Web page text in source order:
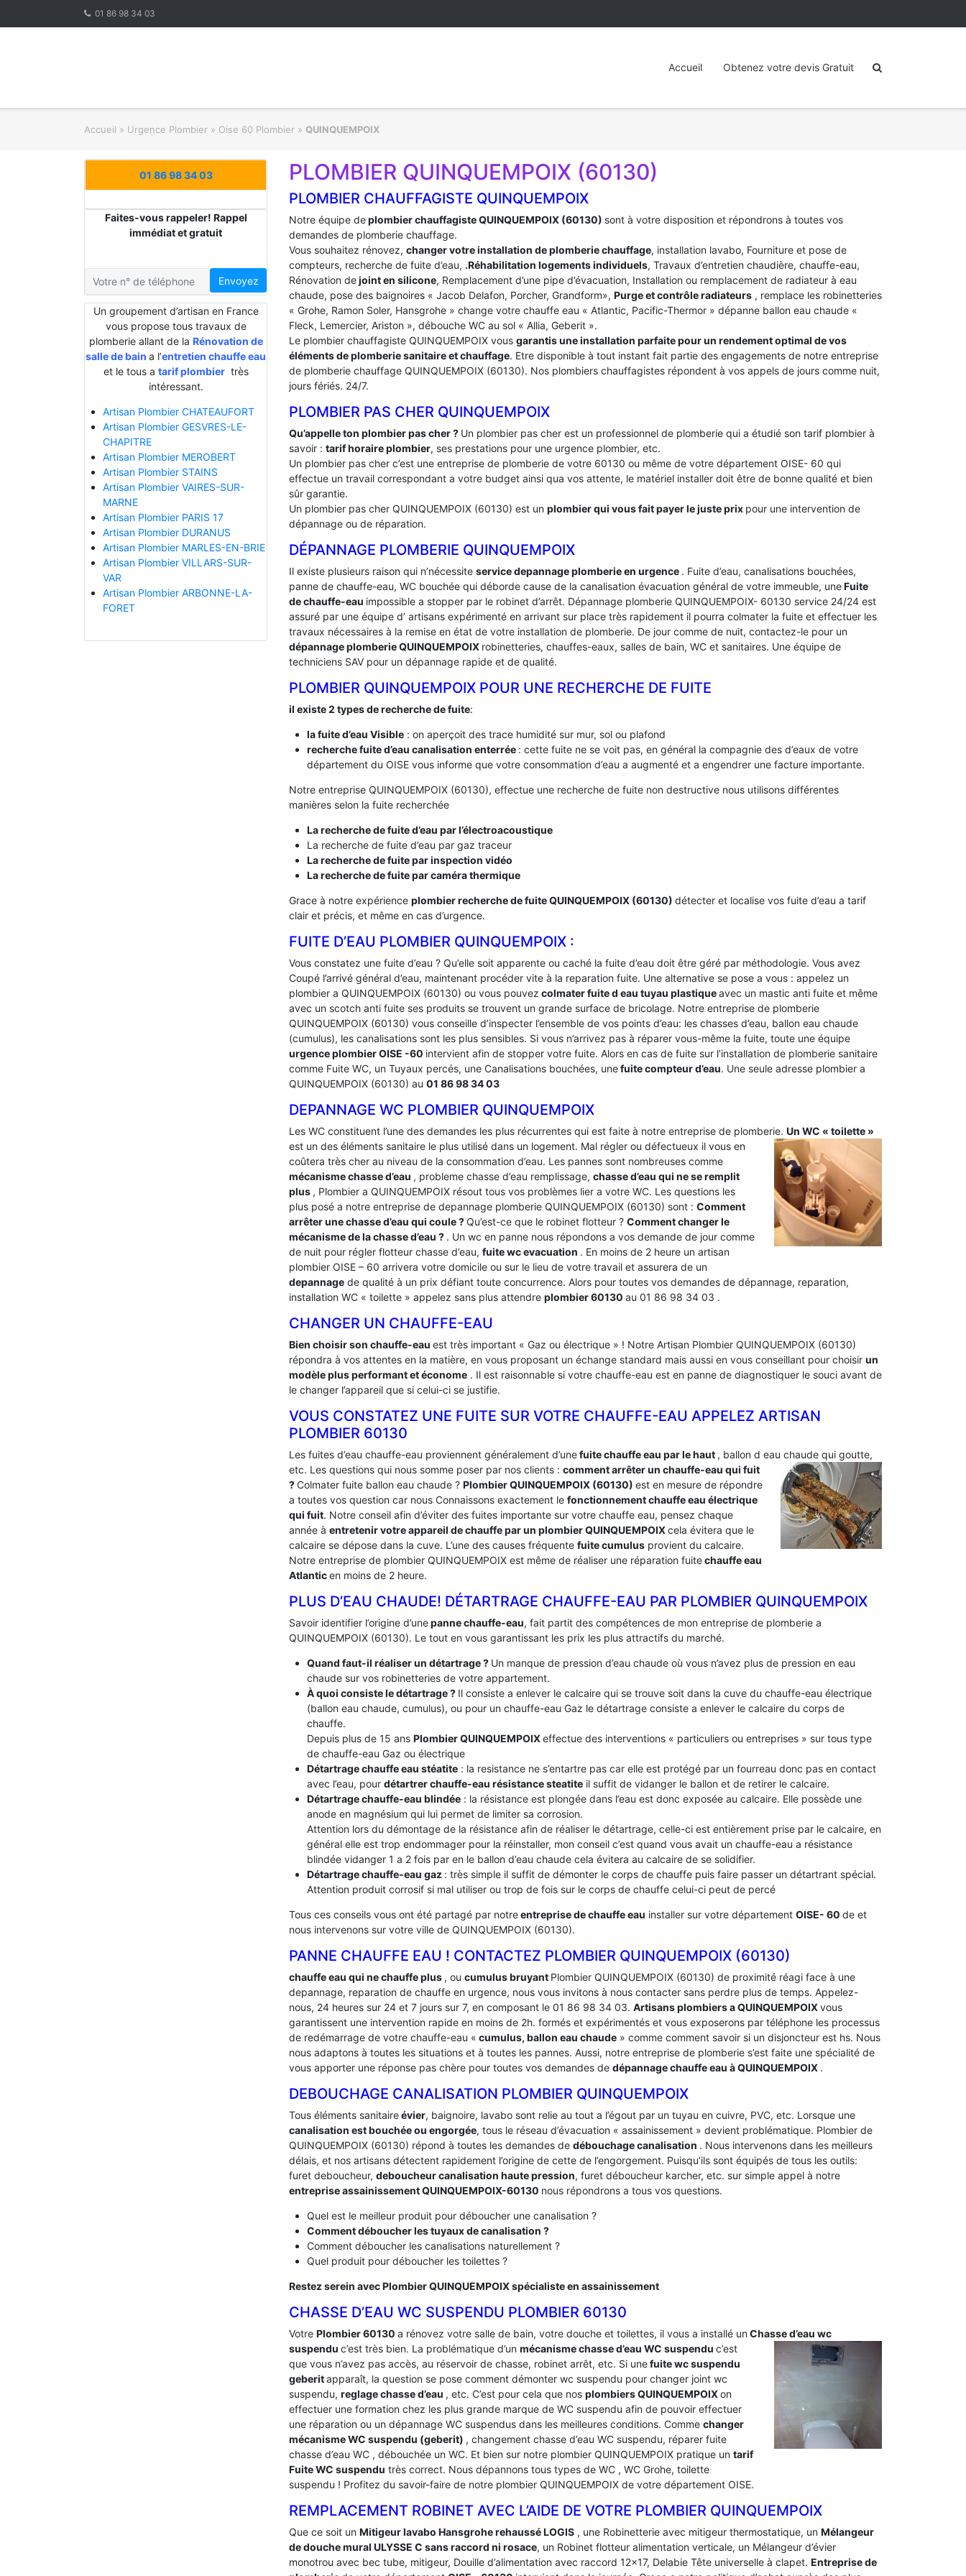
01 86 98 34 03
Accueil Obtenez votre devis Gratuit
Accueil » Urgence Plombier » Oise 60 Plombier » QUINQUEMPOIX
01 86 98 34 03
Faites-vous rappeler! Rappel
immédiat et gratuit
Envoyez
Un groupement d’artisan en France
vous propose tous travaux de
plomberie allant de la Rénovation de
salle de bain a l’entretien chauffe eau
et le tous a tarif plombiertrès
intéressant.
Artisan Plombier CHATEAUFORT
Artisan Plombier GESVRES-LE-
CHAPITRE
Artisan Plombier MEROBERT
Artisan Plombier STAINS
Artisan Plombier VAIRES-SUR-
MARNE
Artisan Plombier PARIS 17
Artisan Plombier DURANUS
Artisan Plombier MARLES-EN-BRIE
Artisan Plombier VILLARS-SUR-
VAR
Artisan Plombier ARBONNE-LA-
FORET
PLOMBIER QUINQUEMPOIX (60130)
PLOMBIER CHAUFFAGISTE QUINQUEMPOIX
Notre équipe deplombier chauffagiste QUINQUEMPOIX (60130) sont à votre disposition et répondrons à toutes vos
demandes de plomberie chauffage.
Vous souhaitez rénovez, changer votre installation de plomberie chauffage, installation lavabo, Fourniture et pose de
compteurs, recherche de fuite d’eau, .Réhabilitation logements individuels, Travaux d’entretien chaudière, chauffe-eau,
Rénovation dejoint en silicone, Remplacement d’une pipe d’évacuation, Installation ou remplacement de radiateur à eau
chaude, pose des baignoires « Jacob Delafon, Porcher, Grandform», Purge et contrôle radiateurs , remplace les robinetteries
« Grohe, Ramon Soler, Hansgrohe » change votre chauffe eau « Atlantic, Pacific-Thermor » dépanne ballon eau chaude «
Fleck, Lemercier, Ariston », débouche WC au sol « Allia, Geberit ».
Le plombier chauffagiste QUINQUEMPOIX vous garantis une installation parfaite pour un rendement optimal de vos
éléments de plomberie sanitaire et chauffage. Etre disponible à tout instant fait partie des engagements de notre entreprise
de plomberie chauffage QUINQUEMPOIX (60130). Nos plombiers chauffagistes répondent à vos appels de jours comme nuit,
jours fériés. 24/7.
PLOMBIER PAS CHER QUINQUEMPOIX
Qu’appelle ton plombier pas cher ? Un plombier pas cher est un professionnel de plomberie qui a étudié son tarif plombier à
savoir : tarif horaire plombier, ses prestations pour une urgence plombier, etc.
Un plombier pas cher c’est une entreprise de plomberie de votre 60130 ou même de votre département OISE- 60 qui
effectue un travail correspondant a votre budget ainsi qua vos attente, le matériel installer doit être de bonne qualité et bien
sûr garantie.
Un plombier pas cher QUINQUEMPOIX (60130) est un plombier qui vous fait payer le juste prix pour une intervention de
dépannage ou de réparation.
DÉPANNAGE PLOMBERIE QUINQUEMPOIX
Il existe plusieurs raison qui n’nécessite service depannage plomberie en urgence . Fuite d’eau, canalisations bouchées,
panne de chauffe-eau, WC bouchée qui déborde cause de la canalisation évacuation général de votre immeuble, uneFuite
de chauffe-eau impossible a stopper par le robinet d’arrêt. Dépannage plomberie QUINQUEMPOIX- 60130 service 24/24 est
assuré par une équipe d’ artisans expérimenté en arrivant sur place très rapidement il pourra colmater la fuite et effectuer les
travaux nécessaires à la remise en état de votre installation de plomberie. De jour comme de nuit, contactez-le pour un
dépannage plomberie QUINQUEMPOIX robinetteries, chauffes-eaux, salles de bain, WC et sanitaires. Une équipe de
techniciens SAV pour un dépannage rapide et de qualité.
PLOMBIER QUINQUEMPOIX POUR UNE RECHERCHE DE FUITE
il existe 2 types de recherche de fuite:
la fuite d’eau Visible: on aperçoit des trace humidité sur mur, sol ou plafond
recherche fuite d’eau canalisation enterrée : cette fuite ne se voit pas, en général la compagnie des d’eaux de votre
département du OISE vous informe que votre consommation d’eau a augmenté et a engendrer une facture importante.
Notre entreprise QUINQUEMPOIX (60130), effectue une recherche de fuite non destructive nous utilisons différentes
manières selon la fuite recherchée
La recherche de fuite d’eau par l’électroacoustique
La recherche de fuite d’eau par gaz traceur
La recherche de fuite par inspection vidéo
La recherche de fuite par caméra thermique
Grace à notre expérience plombier recherche de fuite QUINQUEMPOIX (60130) détecter et localise vos fuite d’eau a tarif
clair et précis, et même en cas d’urgence.
FUITE D’EAU PLOMBIER QUINQUEMPOIX :
Vous constatez une fuite d’eau ? Qu’elle soit apparente ou caché la fuite d’eau doit être géré par méthodologie. Vous avez
Coupé l’arrivé général d’eau, maintenant procéder vite à la reparation fuite. Une alternative se pose a vous : appelez un
plombier a QUINQUEMPOIX (60130) ou vous pouvez colmater fuite d eau tuyau plastiqueavec un mastic anti fuite et même
avec un scotch anti fuite ses produits se trouvent un grande surface de bricolage. Notre entreprise de plomberie
QUINQUEMPOIX (60130) vous conseille d’inspecter l’ensemble de vos points d’eau: les chasses d’eau, ballon eau chaude
(cumulus), les canalisations sont les plus sensibles. Si vous n’arrivez pas à réparer vous-même la fuite, toute une équipe
urgence plombier OISE -60 intervient afin de stopper votre fuite. Alors en cas de fuite sur l’installation de plomberie sanitaire
comme Fuite WC, un Tuyaux percés, une Canalisations bouchées, unefuite compteur d’eau. Une seule adresse plombier a
QUINQUEMPOIX (60130) au 01 86 98 34 03
DEPANNAGE WC PLOMBIER QUINQUEMPOIX
Les WC constituent l’une des demandes les plus récurrentes qui est faite à notre entreprise de plomberie. Un WC « toilette »
est un des éléments sanitaire le plus utilisé dans un logement. Mal régler ou défectueux il vous en
coûtera très cher au niveau de la consommation d’eau. Les pannes sont nombreuses comme
mécanisme chasse d’eau , probleme chasse d’eau remplissage, chasse d’eau qui ne se remplit
plus , Plombier a QUINQUEMPOIX résout tous vos problèmes lier a votre WC. Les questions les
plus posé a notre entreprise de depannage plomberie QUINQUEMPOIX (60130) sont : Comment
arrêter une chasse d’eau qui coule ?Qu’est-ce que le robinet flotteur ? Comment changer le
mécanisme de la chasse d’eau ? . Un wc en panne nous répondons a vos demande de jour comme
de nuit pour régler flotteur chasse d’eau, fuite wc evacuation . En moins de 2 heure un artisan
plombier OISE – 60 arrivera votre domicile ou sur le lieu de votre travail et assurera de un
depannage de qualité à un prix défiant toute concurrence. Alors pour toutes vos demandes de dépannage, reparation,
installation WC « toilette » appelez sans plus attendre plombier 60130 au 01 86 98 34 03 .
CHANGER UN CHAUFFE-EAU
Bien choisir son chauffe-eau est très important « Gaz ou électrique » ! Notre Artisan Plombier QUINQUEMPOIX (60130)
répondra à vos attentes en la matière, en vous proposant un échange standard mais aussi en vous conseillant pour choisir un
modèle plus performant et économe . Il est raisonnable si votre chauffe-eau est en panne de diagnostiquer le souci avant de
le changer l’appareil que si celui-ci se justifie.
VOUS CONSTATEZ UNE FUITE SUR VOTRE CHAUFFE-EAU APPELEZ ARTISAN
PLOMBIER 60130
Les fuites d’eau chauffe-eau proviennent généralement d’unefuite chauffe eau par le haut , ballon d eau chaude qui goutte,
etc. Les questions qui nous somme poser par nos clients : comment arrêter un chauffe-eau qui fuit
?Colmater fuite ballon eau chaude ? Plombier QUINQUEMPOIX (60130) est en mesure de répondre
a toutes vos question car nous Connaissons exactement le fonctionnement chauffe eau électrique
qui fuit. Notre conseil afin d’éviter des fuites importante sur votre chauffe eau, pensez chaque
année à entretenir votre appareil de chauffe par un plombier QUINQUEMPOIXcela évitera que le
calcaire se dépose dans la cuve. L’une des causes fréquente fuite cumulus provient du calcaire.
Notre entreprise de plombier QUINQUEMPOIX est même de réaliser une réparation fuitechauffe eau
Atlanticen moins de 2 heure.
PLUS D’EAU CHAUDE! DÉTARTRAGE CHAUFFE-EAU PAR PLOMBIER QUINQUEMPOIX
Savoir identifier l’origine d’unepanne chauffe-eau, fait partit des compétences de mon entreprise de plomberie a
QUINQUEMPOIX (60130). Le tout en vous garantissant les prix les plus attractifs du marché.
Quand faut-il réaliser un détartrage ? Un manque de pression d’eau chaude où vous n’avez plus de pression en eau
chaude sur vos robinetteries de votre appartement.
À quoi consiste le détartrage ? Il consiste a enlever le calcaire qui se trouve soit dans la cuve du chauffe-eau électrique
(ballon eau chaude, cumulus), ou pour un chauffe-eau Gaz le détartrage consiste a enlever le calcaire du corps de
chauffe.
Depuis plus de 15 ans Plombier QUINQUEMPOIXeffectue des interventions « particuliers ou entreprises » sur tous type
de chauffe-eau Gaz ou électrique
Détartrage chauffe eau stéatite: la resistance ne s’entartre pas car elle est protégé par un fourreau donc pas en contact
avec l’eau, pour détartrer chauffe-eau résistance steatiteil suffit de vidanger le ballon et de retirer le calcaire.
Détartrage chauffe-eau blindée: la résistance est plongée dans l’eau est donc exposée au calcaire. Elle possède une
anode en magnésium qui lui permet de limiter sa corrosion.
Attention lors du démontage de la résistance afin de réaliser le détartrage, celle-ci est entièrement prise par le calcaire, en
général elle est trop endommager pour la réinstaller, mon conseil c’est quand vous avait un chauffe-eau a résistance
blindée vidanger 1 a 2 fois par en le ballon d’eau chaude cela évitera au calcaire de se solidifier.
Détartrage chauffe-eau gaz : très simple il suffit de démonter le corps de chauffe puis faire passer un détartrant spécial.
Attention produit corrosif si mal utiliser ou trop de fois sur le corps de chauffe celui-ci peut de percé
Tous ces conseils vous ont été partagé par notreentreprise de chauffe eau installer sur votre département OISE- 60 de et
nous intervenons sur votre ville de QUINQUEMPOIX (60130).
PANNE CHAUFFE EAU ! CONTACTEZ PLOMBIER QUINQUEMPOIX (60130)
chauffe eau qui ne chauffe plus , ou cumulus bruyant Plombier QUINQUEMPOIX (60130) de proximité réagi face à une
depannage, reparation de chauffe en urgence, nous vous invitons à nous contacter sans perdre plus de temps. Appelez-
nous, 24 heures sur 24 et 7 jours sur 7, en composant le 01 86 98 34 03. Artisans plombiers a QUINQUEMPOIXvous
garantissent une intervention rapide en moins de 2h. formés et expérimentés et vous exposerons par téléphone les processus
de redémarrage de votre chauffe-eau « cumulus, ballon eau chaude » comme comment savoir si un disjoncteur est hs. Nous
nous adaptons à toutes les situations et à toutes les pannes. Aussi, notre entreprise de plomberie s’est faite une spécialité de
vous apporter une réponse pas chère pour toutes vos demandes de dépannage chauffe eau à QUINQUEMPOIX .
DEBOUCHAGE CANALISATION PLOMBIER QUINQUEMPOIX
Tous éléments sanitaireévier, baignoire, lavabo sont relie au tout a l’égout par un tuyau en cuivre, PVC, etc. Lorsque une
canalisation est bouchée ou engorgée, tous le réseau d’évacuation « assainissement » devient problématique. Plombier de
QUINQUEMPOIX (60130) répond à toutes les demandes de débouchage canalisation . Nous intervenons dans les meilleurs
délais, et nos artisans détectent rapidement l’origine de cette de l’engorgement. Puisqu’ils sont équipés de tous les outils:
furet deboucheur, deboucheur canalisation haute pression, furet déboucheur karcher, etc. sur simple appel à notre
entreprise assainissement QUINQUEMPOIX-60130 nous répondrons a tous vos questions.
Quel est le meilleur produit pour déboucher une canalisation ?
Comment déboucher les tuyaux de canalisation ?
Comment déboucher les canalisations naturellement ?
Quel produit pour déboucher les toilettes ?
Restez serein avec Plombier QUINQUEMPOIX spécialiste en assainissement
CHASSE D’EAU WC SUSPENDU PLOMBIER 60130
Votre Plombier 60130 a rénovez votre salle de bain, votre douche et toilettes, il vous a installé unChasse d’eau wc
suspendu c’est très bien. La problématique d’un mécanisme chasse d’eau WC suspendu c’est
que vous n’avez pas accès, au réservoir de chasse, robinet arrêt, etc. Si unefuite wc suspendu
geberitapparaît, la question se pose comment démonter wc suspendu pour changer joint wc
suspendu, reglage chasse d’eau , etc. C’est pour cela que nos plombiers QUINQUEMPOIXon
effectuer une formation chez les plus grande marque de WC suspendu afin de pouvoir effectuer
une réparation ou un dépannage WC suspendus dans les meilleures conditions. Comme changer
mécanisme WC suspendu (geberit) , changement chasse d’eau WC suspendu, réparer fuite
chasse d’eau WC , débouchée un WC. Et bien sur notre plombier QUINQUEMPOIX pratique un tarif
Fuite WC suspendu très correct. Nous dépannons tous types de WC , WC Grohe, toilette
suspendu ! Profitez du savoir-faire de notre plombier QUINQUEMPOIX de votre département OISE.
REMPLACEMENT ROBINET AVEC L’AIDE DE VOTRE PLOMBIER QUINQUEMPOIX
Que ce soit un Mitigeur lavabo Hansgrohe rehaussé LOGIS , une Robinetterie avec mitigeur thermostatique, un Mélangeur
de douche mural ULYSSE C sans raccord ni rosace, un Robinet flotteur alimentation verticale, un Mélangeur d’évier
monotrou avec bec tube, mitigeur, Douille d’alimentation avec raccord 12×17, Delabie Tête universelle à clapet. Entreprise de